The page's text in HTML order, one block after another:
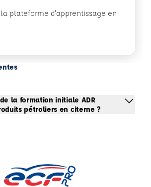
la plateforme d'apprentissage en
la formation initiale ADR
pétroliers en citerne ?